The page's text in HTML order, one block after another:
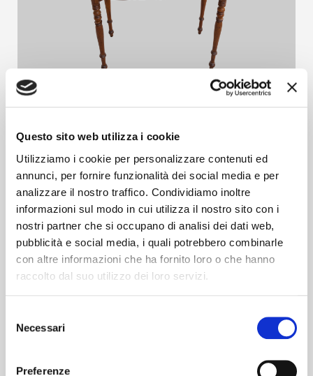
Questo sito web utilizza i cookie
Utilizziamo i cookie per personalizzare contenuti ed
annunci, per fornire funzionalità dei social media e per
analizzare il nostro traffico. Condividiamo inoltre
informazioni sul modo in cui utilizza il nostro sito con i
nostri partner che si occupano di analisi dei dati web,
pubblicità e social media, i quali potrebbero combinarle
con altre informazioni che ha fornito loro o che hanno
raccolto dal suo utilizzo dei loro servizi.
delNecessari
Preferenze